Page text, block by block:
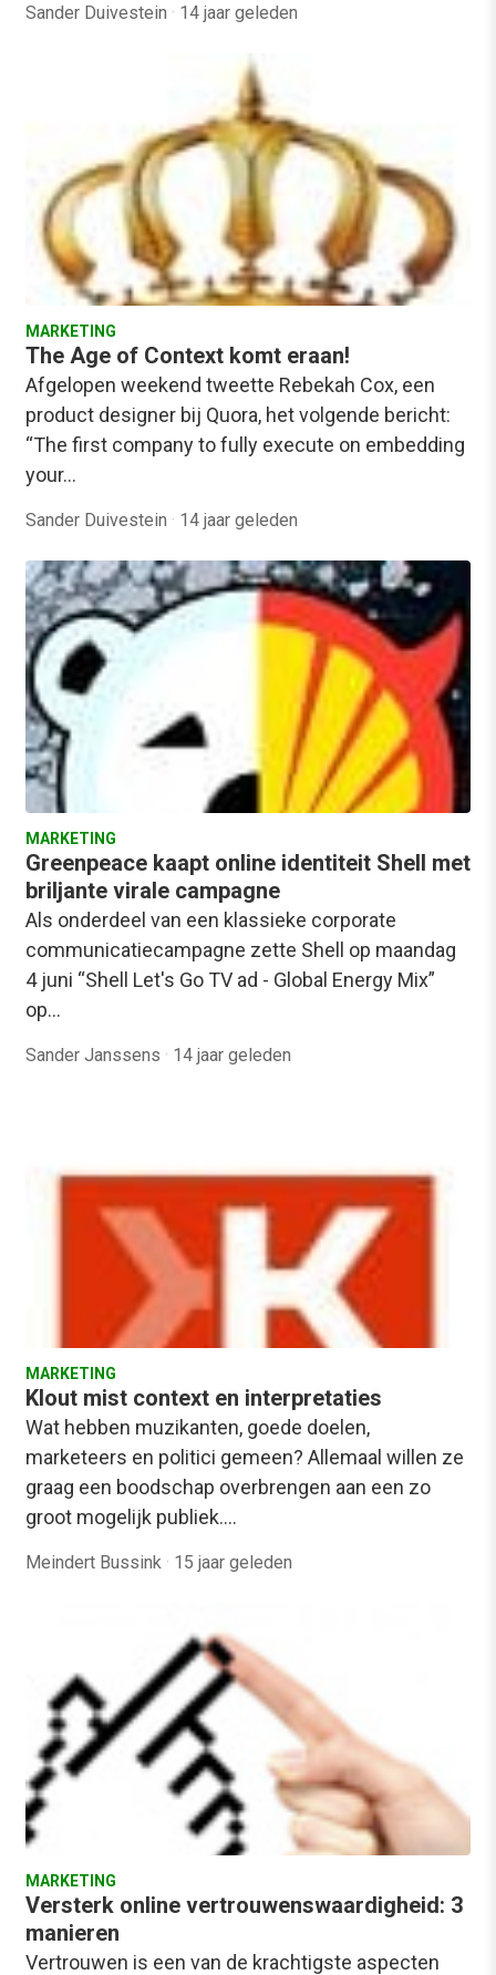
Sander Duivestein · 14 jaar geleden
MARKETING
The Age of Context komt eraan!
Afgelopen weekend tweette Rebekah Cox, een
product designer bij Quora, het volgende bericht:
“The first company to fully execute on embedding
your…
Sander Duivestein · 14 jaar geleden
MARKETING
Greenpeace kaapt online identiteit Shell met
briljante virale campagne
Als onderdeel van een klassieke corporate
communicatiecampagne zette Shell op maandag
4 juni “Shell Let's Go TV ad - Global Energy Mix”
op…
Sander Janssens · 14 jaar geleden
MARKETING
Klout mist context en interpretaties
Wat hebben muzikanten, goede doelen,
marketeers en politici gemeen? Allemaal willen ze
graag een boodschap overbrengen aan een zo
groot mogelijk publiek.…
Meindert Bussink · 15 jaar geleden
MARKETING
Versterk online vertrouwenswaardigheid: 3
manieren
Vertrouwen is een van de krachtigste aspecten